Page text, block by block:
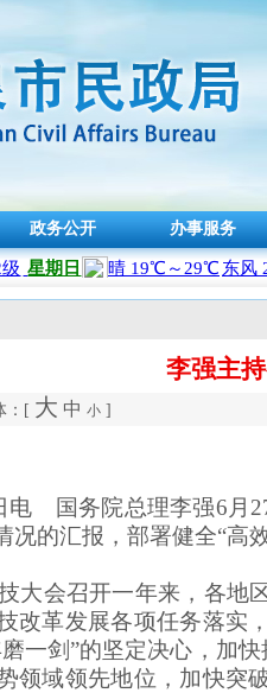
政务公开 办事服务
李强主
：[ 大 中 小 ]
国务院总理李强6月27
况的汇报，部署健全“高
会召开一年来，各地
改革发展各项任务落实
一剑”的坚定决心，加
领域领先地位，加快突